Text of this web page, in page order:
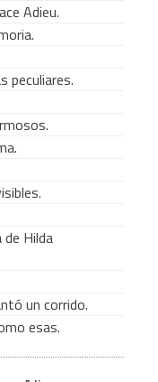
Adieu.
peculiares.
de Hilda
un corrido.
esas.